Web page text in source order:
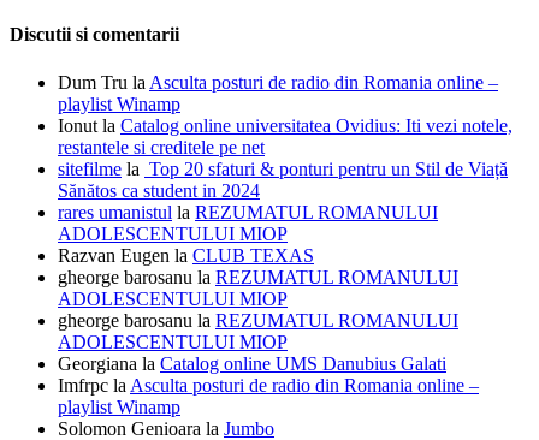
Discutii si comentarii
Dum Tru la Asculta posturi de radio din Romania online –
playlist Winamp
Ionut la Catalog online universitatea Ovidius: Iti vezi notele,
restantele si creditele pe net
sitefilme la Top 20 sfaturi & ponturi pentru un Stil de Viață
Sănătos ca student in 2024
rares umanistul la REZUMATUL ROMANULUI
ADOLESCENTULUI MIOP
Razvan Eugen la CLUB TEXAS
gheorge barosanu la REZUMATUL ROMANULUI
ADOLESCENTULUI MIOP
gheorge barosanu la REZUMATUL ROMANULUI
ADOLESCENTULUI MIOP
Georgiana la Catalog online UMS Danubius Galati
Imfrpc la Asculta posturi de radio din Romania online –
playlist Winamp
Solomon Genioara la Jumbo